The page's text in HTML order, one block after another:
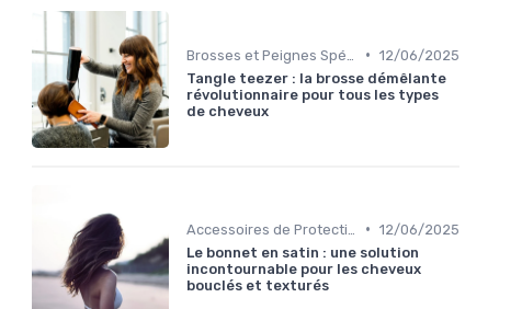
• 12/06/2025
Tangle teezer : la brosse démêlante
révolutionnaire pour tous les types
de cheveux
• 12/06/2025
Le bonnet en satin : une solution
incontournable pour les cheveux
bouclés et texturés